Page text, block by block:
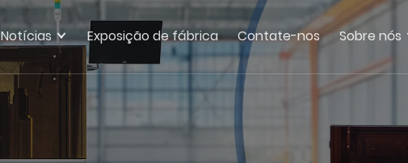
Notícias Exposição de fábrica Contate-nos Sobre nós